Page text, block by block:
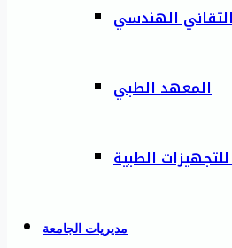
الهندسي
المعهد الطبي
الطبية
مديريات الجامعة